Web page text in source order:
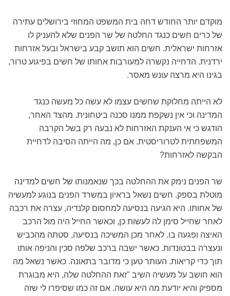
מוקדם יותר החודש דחה בית המשפט המחוזי בירושלים עתירה
של כרים חשים כנגד החלטה של שר הפנים שלא להעניק לו
אזרחות ישראלית. חשים הוא תושב קבע בישראל ובעל אזרחות
ירדנית. הדחייה נקשרה למעורבות אחותו של חשים בפיגוע טרור,
בגינו היא מרצה עונש מאסר.
לא הייתה מחלוקת שחשים עצמו לא עשה כל מעשה כנגד
המדינה וכי אין נשקפת ממנו סכנה ביטחונית. מהצד האחר,
הודגש כי אי הענקת האזרחות לא נבעה רק בשל הקרבה
המשפחתית לטרוריסטית. אם כן, מה הייתה הסיבה לדחיית
הבקשה לאזרחות?
שר הפנים נימק את ההחלטה בכך שנאמנותו של חשים למדינה
מוטלת בספק. חשים נשאל בראיון במשרד הפנים בנוגע למעשיה
של אחותו. היא הגיעה בנסיעה למחסום קלנדיה, עצרה את רכבה
לאחר שחייל סימן לה לעשות כן, וכאשר החייל היה מול הרכב
האיצה ופגעה בו. לאחר מכן המשיכה בנסיעה, סטתה מהכביש
ונעצרה בבטונדות. כאשר ישבה ברכב שלפה סכין והניפה אותו
תוך כדי קריאות. העותר טען כי מדובר בתאונה. כאשר נשאל מה
הוא חושב על מעשיה השיב "זאת ההחלטה שלה, היא מבוגרת
מספיק והיא יודעת מה היא עושה. אם זה כמו שסיפרו לי שזה